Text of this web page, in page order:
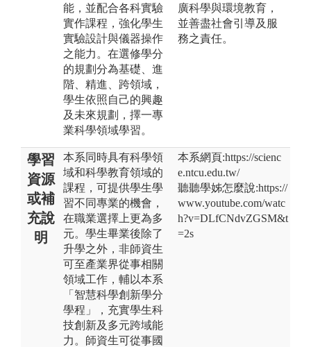
能，並配合各科實驗
實作課程，強化學生
實驗設計與儀器操作
之能力。在選修學分
的規劃分為基礎、進
階、精進、跨領域，
學生依照自己的興趣
及未來規劃，擇一專
業科學領域學習。
廣科學與環境教育，
並善盡社會引導及服
務之責任。
學習
資源
或補
充說
明
本系同時具有科學領
域和科學教育領域的
課程，可提供學生學
習不同專業的機會，
在職業選擇上更為多
元。學生畢業後除了
升學之外，非師資生
可至產業界從事相關
領域工作，輔以本系
「智慧科學創新學分
學程」，充實學生科
技創新及多元跨域能
力。師資生可從事國
本系網頁:https://scienc
e.ntcu.edu.tw/
聽聽學姊怎麼說:https://
www.youtube.com/watc
h?v=DLfCNdvZGSM&t
=2s